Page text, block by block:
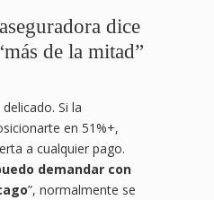
dice
de la mitad”
Si la
en 51%+,
a cualquier pago.
demandar con
”, normalmente se